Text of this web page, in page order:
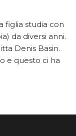
figlia studia con
da diversi anni.
Denis Basin.
e questo ci ha